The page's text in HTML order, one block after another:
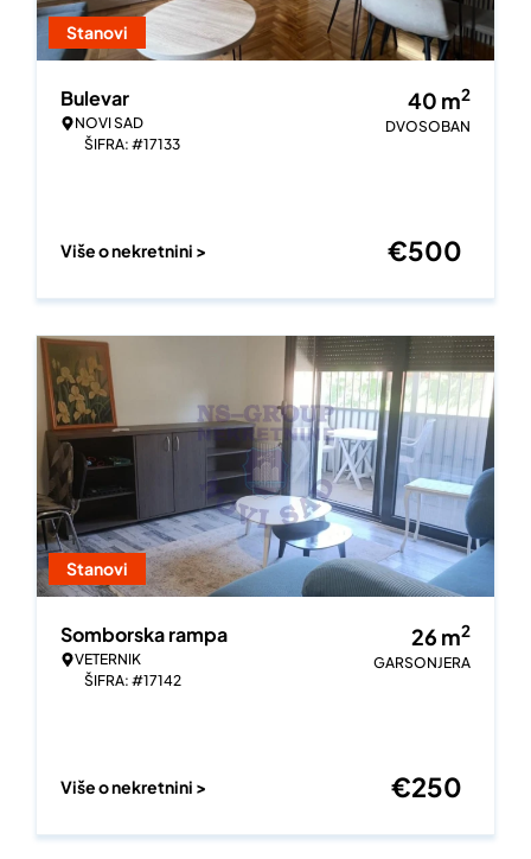
Stanovi
Bulevar
NOVI SAD
ŠIFRA: #17133
40 m2
DVOSOBAN
Više o nekretnini > €500
Stanovi
Somborska rampa
VETERNIK
ŠIFRA: #17142
26 m2
GARSONJERA
Više o nekretnini > €250